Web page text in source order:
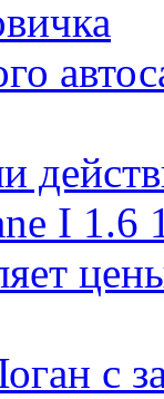
I 1.6
с